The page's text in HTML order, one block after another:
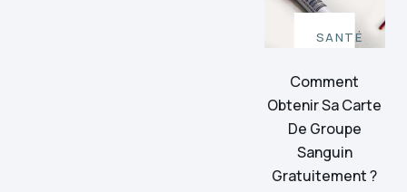
SANTÉ
Comment
Obtenir Sa Carte
De Groupe
Sanguin
Gratuitement ?